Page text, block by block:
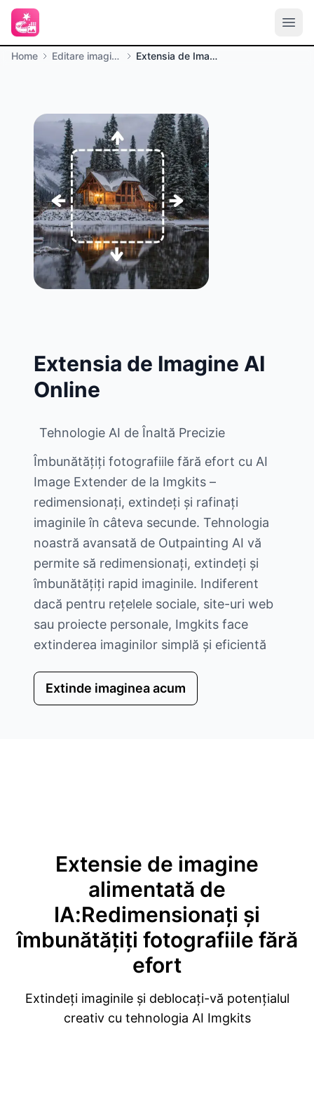
Home Editare imagine Extensia de Imagine AI Online
Extensia de Imagine AI
Online
Tehnologie AI de Înaltă Precizie
Îmbunătățiți fotografiile fără efort cu AI
Image Extender de la Imgkits –
redimensionați, extindeți și rafinați
imaginile în câteva secunde. Tehnologia
noastră avansată de Outpainting AI vă
permite să redimensionați, extindeți și
îmbunătățiți rapid imaginile. Indiferent
dacă pentru rețelele sociale, site-uri web
sau proiecte personale, Imgkits face
extinderea imaginilor simplă și eficientă
Extinde imaginea acum
Extensie de imagine
alimentată de
IA:Redimensionați și
îmbunătățiți fotografiile fără
efort
Extindeți imaginile și deblocați-vă potențialul
creativ cu tehnologia AI Imgkits